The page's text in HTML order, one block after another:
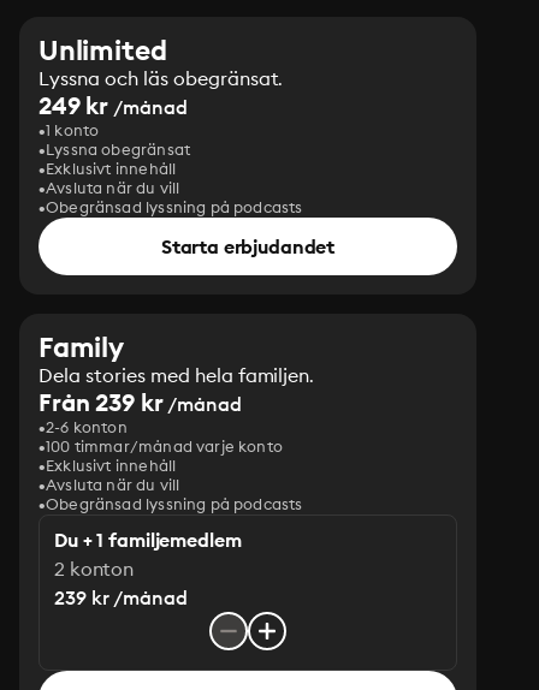
Unlimited
Lyssna och läs obegränsat.
249 kr /månad
1 konto
Lyssna obegränsat
Exklusivt innehåll
Avsluta när du vill
Obegränsad lyssning på podcasts
Starta erbjudandet
Family
Dela stories med hela familjen.
Från 239 kr/månad
2-6 konton
100 timmar/månad varje konto
Exklusivt innehåll
Avsluta när du vill
Obegränsad lyssning på podcasts
Du + 1 familjemedlem
2 konton
239 kr /månad